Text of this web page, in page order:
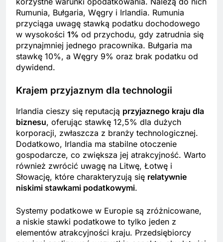
Rumunia, Bułgaria, Węgry i Irlandia. Rumunia
przyciąga uwagę stawką podatku dochodowego
w wysokości 1% od przychodu, gdy zatrudnia się
przynajmniej jednego pracownika. Bułgaria ma
stawkę 10%, a Węgry 9% oraz brak podatku od
dywidend.
Krajem przyjaznym dla technologii
Irlandia cieszy się reputacją przyjaznego kraju dla
biznesu, oferując stawkę 12,5% dla dużych
korporacji, zwłaszcza z branży technologicznej.
Dodatkowo, Irlandia ma stabilne otoczenie
gospodarcze, co zwiększa jej atrakcyjność. Warto
również zwrócić uwagę na Litwę, Łotwę i
Słowację, które charakteryzują się relatywnie
niskimi stawkami podatkowymi.
Systemy podatkowe w Europie są zróżnicowane,
a niskie stawki podatkowe to tylko jeden z
elementów atrakcyjności kraju. Przedsiębiorcy